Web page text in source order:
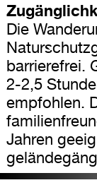
Die
barrierefrei.
2-2,5
empfohlen.
Jahren